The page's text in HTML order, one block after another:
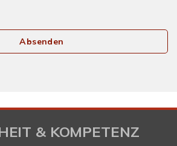
Absenden
& KOMPETENZ